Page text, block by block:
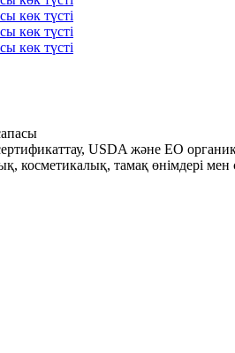
USDA және ЕО
косметикалық, тамақ өнімдері мен